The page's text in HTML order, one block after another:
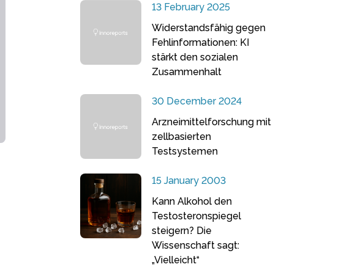
13 February 2025
Widerstandsfähig gegen
Fehlinformationen: KI
stärkt den sozialen
Zusammenhalt
30 December 2024
Arzneimittelforschung mit
zellbasierten
Testsystemen
15 January 2003
Kann Alkohol den
Testosteronspiegel
steigern? Die
Wissenschaft sagt:
„Vielleicht“